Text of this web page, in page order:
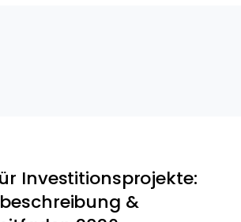
Investitionsprojekte:
&